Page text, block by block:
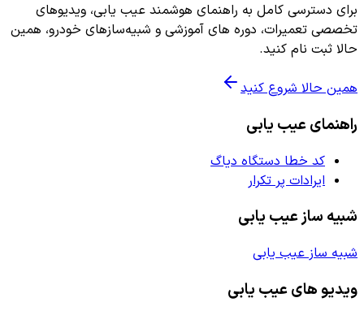
برای دسترسی کامل به راهنمای هوشمند عیب یابی، ویدیوهای
تخصصی تعمیرات، دوره های آموزشی و شبیه‌سازهای خودرو، همین
حالا ثبت نام کنید.
همین حالا شروع کنید
راهنمای عیب یابی
کد خطا دستگاه دیاگ
ایرادات پر تکرار
شبیه ساز عیب یابی
شبیه ساز عیب یابی
ویدیو های عیب یابی